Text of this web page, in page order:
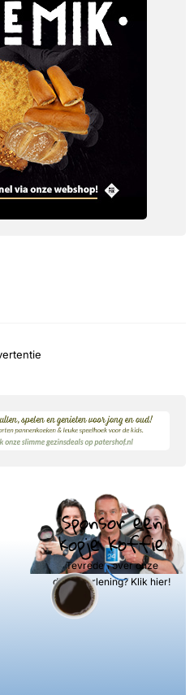
Sponsor een
kopje koffie
Tevreden over onze
dienstverlening? Klik hier!